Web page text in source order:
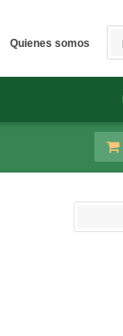
Quienes somos